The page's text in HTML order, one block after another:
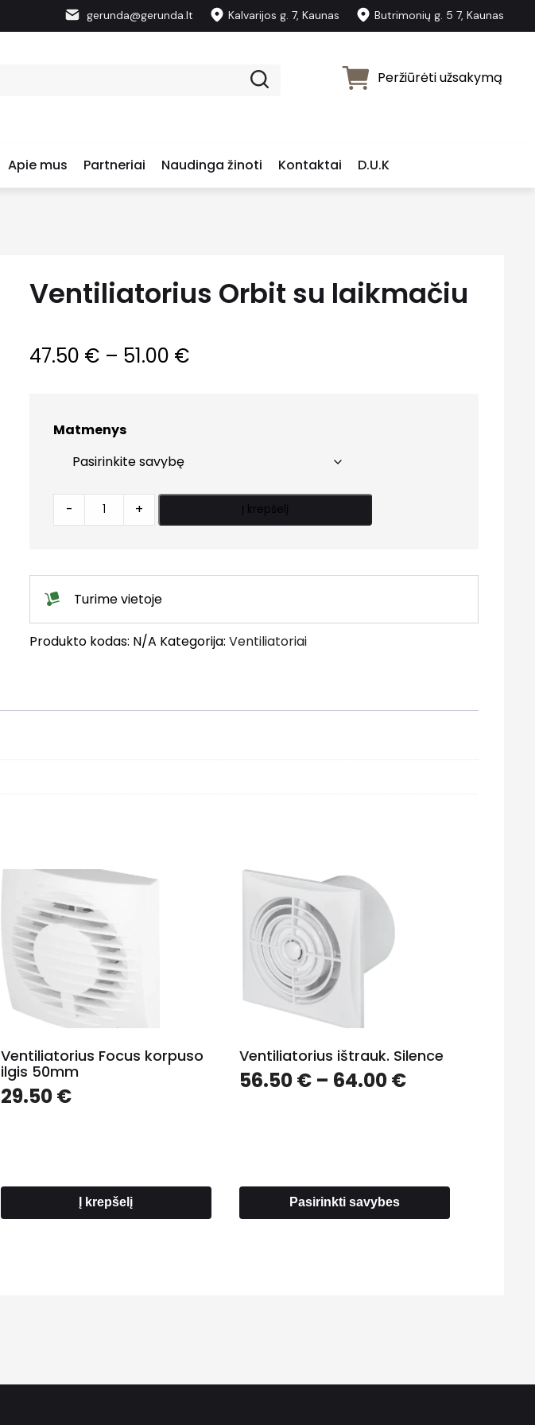
gerunda@gerunda.lt Kalvarijos g. 7, Kaunas Butrimonių g. 5 7, Kaunas
Peržiūrėti užsakymą
Apie mus Partneriai Naudinga žinoti Kontaktai D.U.K
Ventiliatorius Orbit su laikmačiu
47.50 € – 51.00 €
Matmenys
Ventiliatorius
Orbit
- + Į krepšelį
Turime vietoje
Produkto kodas: N/A Kategorija:Ventiliatoriai
Ventiliatorius Focus korpuso
ilgis 50mm
29.50€
Į krepšelį
Ventiliatorius ištrauk. Silence
56.50€ – 64.00€Price
Pasirinkti savybes